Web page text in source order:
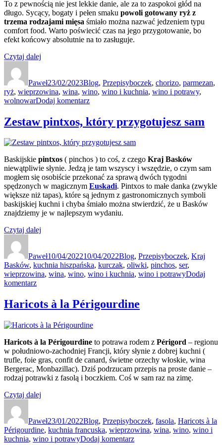
To z pewnością nie jest lekkie danie, ale za to zaspokoi głód na
długo. Sycący, bogaty i pełen smaku powoli gotowany ryż z
trzema rodzajami mięsa śmiało można nazwać jedzeniem typu
comfort food. Warto poświecić czas na jego przygotowanie, bo
efekt końcowy absolutnie na to zasługuje.
Czytaj dalej
z
trzema
rodzajami
Paweł23/02/2023Blog, Przepisyboczek, chorizo, parmezan,
ryż, wieprzowina, wina, wino, wino i kuchnia, wino i potrawy,
wolnowarDodaj komentarzdo
gotowany
ryż
trzema
mięsa
Zestaw pintxos, który przygotujesz sam
Baskijskie pintxos ( pinchos ) to coś, z czego Kraj Basków
niewątpliwie słynie. Jedzą je tam wszyscy i wszędzie, o czym sam
mogłem się osobiście przekonać za sprawą dwóch tygodni
spędzonych w magicznym Euskadi. Pintxos to małe danka (zwykle
większe niż tapas), które są jednym z gastronomicznych symboli
baskijskiej kuchni i chyba śmiało można stwierdzić, że u Basków
znajdziemy je w najlepszym wydaniu.
Czytaj dalej
przygotujesz
sam”
Paweł10/04/202210/04/2022Blog, Przepisyboczek, Kraj
Basków, kuchnia hiszpańska, kurczak, oliwki, pinchos, ser,
wieprzowina, wina, wino, wino i kuchnia, wino i potrawyDodaj
komentarzdo
pintxos,
który
sam
Haricots à la Périgourdine
Haricots à la Périgourdine to potrawa rodem z Périgord – regionu
w południowo-zachodniej Francji, który słynie z dobrej kuchni (
trufle, foie gras, confit de canard, świetne orzechy włoskie, wina
Bergerac, Monbazillac). Dziś podrzucam przepis na proste danie –
rodzaj potrawki z fasolą i boczkiem. Coś w sam raz na zimę.
Czytaj dalej
Périgourdine”
Paweł23/01/2022Blog, Przepisyboczek, fasola, Haricots à la
Périgourdine, kuchnia francuska, wieprzowina, wina, wino, wino i
kuchnia, wino i potrawyDodaj komentarzdo